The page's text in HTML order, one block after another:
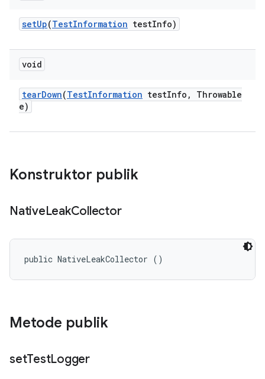
setUp(TestInformation testInfo)
void
tearDown(TestInformation testInfo ,
Throwable
e)
Konstruktor publik
NativeLeakCollector
public NativeLeakCollector ()
Metode publik
setTestLogger